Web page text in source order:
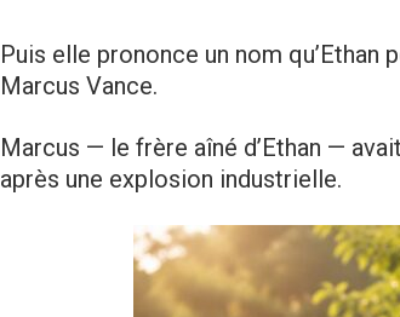
Puis elle prononce un nom qu’Ethan
Marcus Vance.
Marcus — le frère aîné d’Ethan —
après une explosion industrielle.